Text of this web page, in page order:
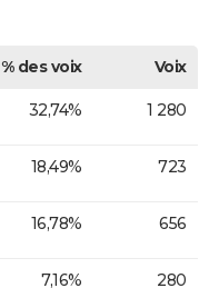
% des voix
Voix
32,74% 1 280
18,49% 723
16,78% 656
7,16% 280